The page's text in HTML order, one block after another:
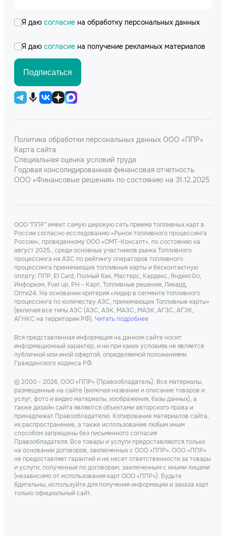
Я даю согласие на обработку персональных данных
Я даю согласие на получение рекламных материалов
Подписаться
Политика обработки персональных данных ООО «ППР»
Карта сайта
Специальная оценка условий труда
Годовая консолидированная финансовая отчетность
ООО «Финансовые решения» по состоянию на 31.12.2025
ООО "ППР" имеет самую широкую сеть приема топливных карт в
России согласно исследованию «Рынок топливного процессинга
России», проведенному ООО «ОМТ-Консалт», по состоянию на
август 2025., среди основных участников рынка Топливного
процессинга на АЗС по рейтингу операторов топливного
процессинга принимающих топливные карты и бесконтактную
оплату: ППР, Е1 Card, Полный бак, Мастерс, Кардекс, ЯндексGo,
Инфорком, Fuel up, РН - Карт, Топливные решения, Ликард,
Опти24. На основании критерия «лидер в сегменте топливного
процессинга по количеству АЗС, принимающих Топливные карты»
(включая все типы АЗС (АЗС, АЗК, МАЗС, МАЗК, АГЗС, АГЗК,
АГНКС на территории РФ). Читать подробнее
Вся представленная информация на данном сайте носит
информационный характер, и ни при каких условиях не является
публичной или иной офертой, определяемой положениями
Гражданского кодекса РФ.
© 2000 - 2026, ООО «ППР» (Правообладатель). Все материалы,
размещенные на сайте (включая название и описание товаров и
услуг, фото и видео материалы, изображения, базы данных), а
также дизайн сайта являются объектами авторского права и
принадлежат Правообладателю. Копирование материалов сайта,
их распространение, а также использование любым иным
способом запрещены без письменного согласия
Правообладателя. Все товары и услуги предоставляются только
на основании договоров, заключенных с ООО «ППР». ООО «ППР»
не предоставляет гарантий и не несет ответственности за товары
и услуги, полученные по договорам, заключенным с иными лицами
(независимо от использования карт ООО «ППР»). Будьте
бдительны, используйте для получения информации и заказа карт
только официальный сайт.